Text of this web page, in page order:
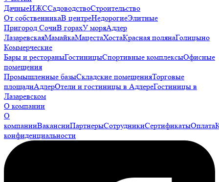
ДачныеИЖССадоводствоСтроительство
От собственникаВ центреНедорогиеЭлитные
Пригород СочиВ горахУ моряАдлер
ЛазаревскаяМамайкаМацестаХостаКрасная полянаГолицыно
Коммерческие
Бары и рестораныГостиницыСпортивные комплексыОфисные
помещения
Промышленные базыСкладские помещенияТорговые
площадиАдлерОтели и гостиницы в АдлереГостиницы в
Лазаревском
О компании
О
компанииВакансииПартнерыСотрудникиСертификатыОплата
конфиденциальности